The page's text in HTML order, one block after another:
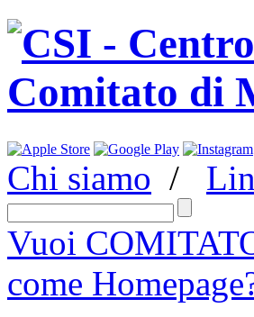
Chi siamo /
Vuoi
come